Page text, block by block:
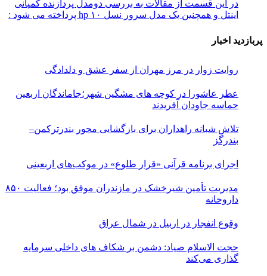
در این قسمت از مقالات به بررسی دو‌مدل پردازنده کمپانی
اینتل و همچنین یک مدل سرور نسل ۱۰ hp پرداخته می شود :
پربازدید اخبار
روایت زوار در مرز مهران از سفر عشق و دلدادگی
عطر عاشورا در کوچه های مشگین شهر؛جاماندگان اربعین
حماسه جاودان آفریدند
تلاش شبانه راهداران برای بازگشایی محور بندرترکمن–
بندرگز
اجرای برنامه قرآنی «قرار طلوع» در موکب‌های اربعینی
مدیریت تأمین شیرخشک در مازندران موفق بود؛ فعالیت ۸۵۰
داروخانه
وقوع انفجار در اربیل در شمال عراق
حجت الاسلام صیاد: دشمن بر شکاف‌ های داخلی سرمایه‌
گذاری می‌کند